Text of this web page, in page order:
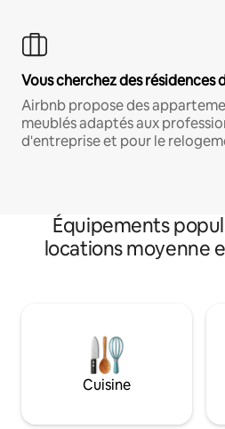
Vous cherchez des résidences
Airbnb propose des
meublés adaptés aux
d'entreprise et pour le
Équipements
locations moyenne
Cuisine